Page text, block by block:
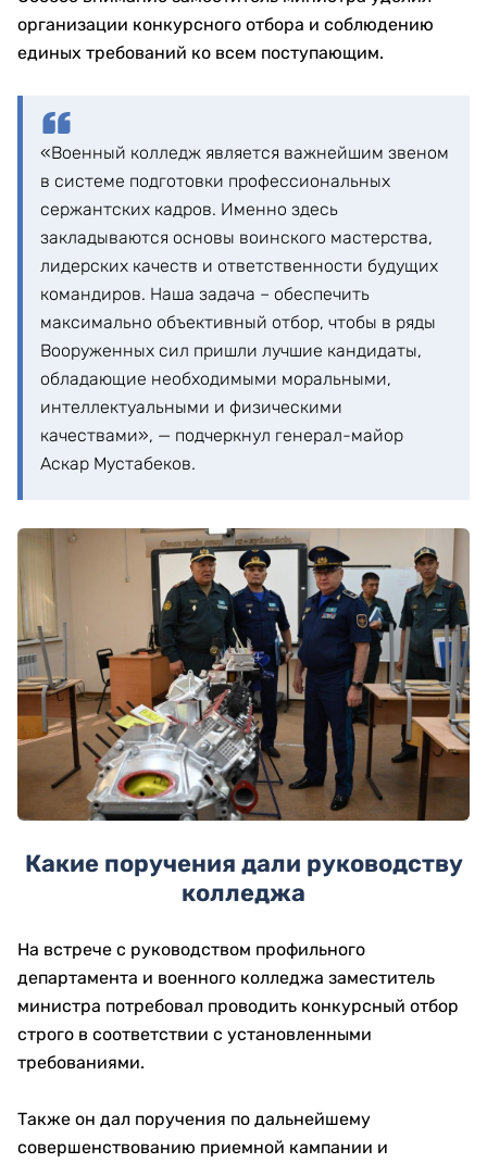
организации конкурсного отбора и соблюдению
единых требований ко всем поступающим.
«Военный колледж является важнейшим звеном
в системе подготовки профессиональных
сержантских кадров. Именно здесь
закладываются основы воинского мастерства,
лидерских качеств и ответственности будущих
командиров. Наша задача – обеспечить
максимально объективный отбор, чтобы в ряды
Вооруженных сил пришли лучшие кандидаты,
обладающие необходимыми моральными,
интеллектуальными и физическими
качествами», — подчеркнул генерал-майор
Аскар Мустабеков.
Какие поручения дали руководству
колледжа
На встрече с руководством профильного
департамента и военного колледжа заместитель
министра потребовал проводить конкурсный отбор
строго в соответствии с установленными
требованиями.
Также он дал поручения по дальнейшему
совершенствованию приемной кампании и